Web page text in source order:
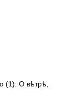
(1): О вѣтрѣ,